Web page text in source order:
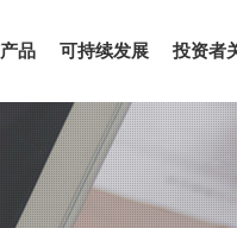
品 可持续发展 投资者